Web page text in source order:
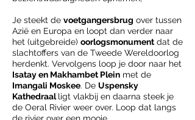
Je steekt de voetgangersbrug over tussen
Azië en Europa en loopt dan verder naar
het (uitgebreide) oorlogsmonument dat de
slachtoffers van de Tweede Wereldoorlog
herdenkt. Vervolgens loop je door naar het
Isatay en Makhambet Plein met de
Imangali Moskee. De Uspensky
Kathedraalligt vlakbij en daarna steek je
de Oeral Rivier weer over. Loop dat langs